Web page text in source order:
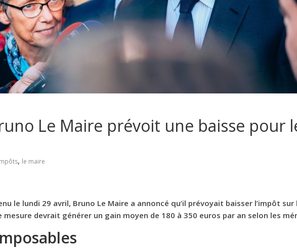
Le Maire prévoit une baisse pour
, le maire
le lundi 29 avril, Bruno Le Maire a annoncé qu’il prévoyait baisser l’impôt
devrait générer un gain moyen de 180 à 350 euros par an selon les